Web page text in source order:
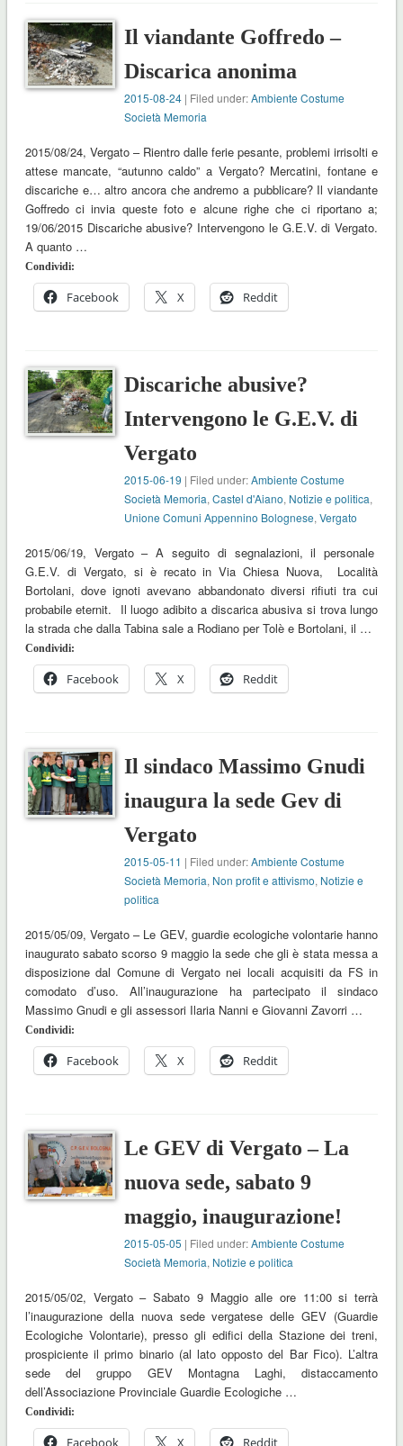
Il viandante Goffredo –
Discarica anonima
2015-08-24 | Filed under:Ambiente Costume
Società Memoria
2015/08/24, Vergato – Rientro dalle ferie pesante, problemi irrisolti e
attese mancate, “autunno caldo” a Vergato? Mercatini, fontane e
discariche e… altro ancora che andremo a pubblicare? Il viandante
Goffredo ci invia queste foto e alcune righe che ci riportano a;
19/06/2015 Discariche abusive? Intervengono le G.E.V. di Vergato.
A quanto …
Condividi:
Facebook X Reddit
Discariche abusive?
Intervengono le G.E.V. di
Vergato
2015-06-19 | Filed under:Ambiente Costume
Società Memoria,Castel d'Aiano, Notizie e politica,
Unione Comuni Appennino Bolognese,Vergato
2015/06/19, Vergato – A seguito di segnalazioni, il personale
G.E.V. di Vergato, si è recato in Via Chiesa Nuova, Località
Bortolani, dove ignoti avevano abbandonato diversi rifiuti tra cui
probabile eternit. Il luogo adibito a discarica abusiva si trova lungo
la strada che dalla Tabina sale a Rodiano per Tolè e Bortolani, il …
Condividi:
Facebook X Reddit
Il sindaco Massimo Gnudi
inaugura la sede Gev di
Vergato
2015-05-11 | Filed under:Ambiente Costume
Società Memoria, Non profit e attivismo, Notizie e
politica
2015/05/09, Vergato – Le GEV, guardie ecologiche volontarie hanno
inaugurato sabato scorso 9 maggio la sede che gli è stata messa a
disposizione dal Comune di Vergato nei locali acquisiti da FS in
comodato d’uso. All’inaugurazione ha partecipato il sindaco
Massimo Gnudi e gli assessori Ilaria Nanni e Giovanni Zavorri …
Condividi:
Facebook X Reddit
Le GEV di Vergato – La
nuova sede, sabato 9
maggio, inaugurazione!
2015-05-05 | Filed under:Ambiente Costume
Società Memoria, Notizie e politica
2015/05/02, Vergato – Sabato 9 Maggio alle ore 11:00 si terrà
l’inaugurazione della nuova sede vergatese delle GEV (Guardie
Ecologiche Volontarie), presso gli edifici della Stazione dei treni,
prospiciente il primo binario (al lato opposto del Bar Fico). L’altra
sede del gruppo GEV Montagna Laghi, distaccamento
dell’Associazione Provinciale Guardie Ecologiche …
Condividi:
Facebook X Reddit